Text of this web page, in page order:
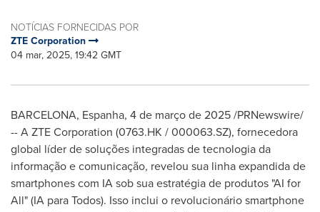
NOTÍCIAS FORNECIDAS POR
ZTE Corporation
04 mar, 2025, 19:42 GMT
BARCELONA, Espanha, 4 de março de 2025/PRNewswire/
-- A ZTE Corporation (0763.HK / 000063.SZ), fornecedora
global líder de soluções integradas de tecnologia da
informação e comunicação, revelou sua linha expandida de
smartphones com IA sob sua estratégia de produtos "AI for
All" (IA para Todos). Isso inclui o revolucionário smartphone